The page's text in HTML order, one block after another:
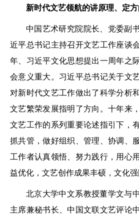
新时代文艺领航的讲原理、定
中国艺术研究院院长、党委副
近平总书记主持召开文艺工作座谈
年、习近平文化思想提出一周年之
会意义重大。习近平总书记关于文
对新时代文艺工作做出了科学分析
文艺繁荣发展指明了方向。十年来
文艺工作的系列重要论述指引下，
抓共管，做好组织、管理、协调、
工作者认真领悟、努力践行，用心
益优化，文艺创作成果丰硕，文化强
北京大学中文系教授董学文与
主席兼秘书长、中国文联文艺评论